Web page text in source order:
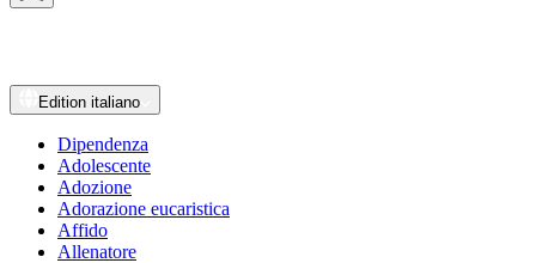
Edition italiano
Dipendenza
Adolescente
Adozione
Adorazione eucaristica
Affido
Allenatore